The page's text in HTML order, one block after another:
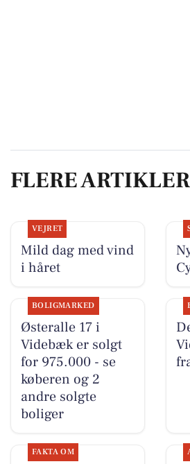
FLERE ARTIKLER
VEJRET
Mild dag med vind
i håret
BOLIGMARKED
Østeralle 17 i
Videbæk er solgt
for 975.000 - se
køberen og 2
andre solgte
boliger
FAKTA OM